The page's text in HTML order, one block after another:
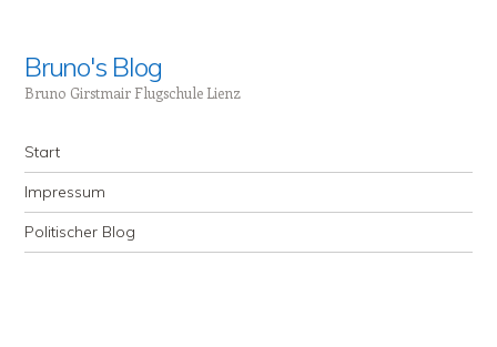
Bruno's Blog
Bruno Girstmair Flugschule Lienz
Menü
Zum Inhalt springen
Start
Impressum
Politischer Blog